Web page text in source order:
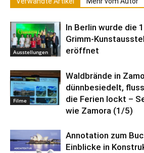
Ausstellungen
In Berlin wurde die
Grimm-
eröffnet
Filme
Waldbrände in
dünnbesiedelt,
die Ferien lockt –
wie Zamora (1/5)
Annotation zum
Einblicke in